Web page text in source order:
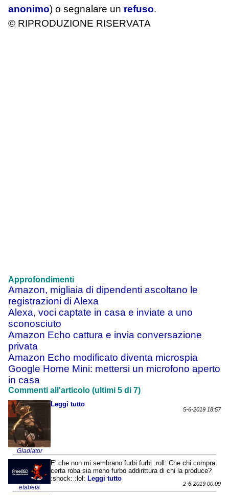
anonimo) o segnalare un refuso.
© RIPRODUZIONE RISERVATA
Approfondimenti
Amazon, migliaia di dipendenti ascoltano le
registrazioni di Alexa
Alexa, voci captate in casa e inviate a uno
sconosciuto
Amazon Echo cattura e invia conversazione
privata
Amazon Echo modificato diventa microspia
Google Home Mini: mettersi un microfono aperto
in casa
Commenti all'articolo (ultimi 5 di 7)
Gladiator
Leggi tutto
5-6-2019 18:57
etabeta
E' che non mi sembrano furbi furbi :roll: Che chi compra
certa roba sia meno furbo addirittura di chi la produce?
:shock: :lol:Leggi tutto
2-6-2019 00:09